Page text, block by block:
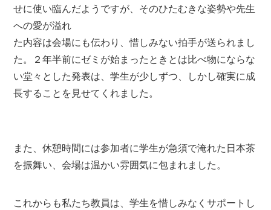
せに使い臨んだようですが、そのひたむきな姿勢や先生
への愛が溢れ
た内容は会場にも伝わり、惜しみない拍手が送られまし
た。２年半前にゼミが始まったときとは比べ物にならな
い堂々とした発表は、学生が少しずつ、しかし確実に成
長することを見せてくれました。
また、休憩時間には参加者に学生が急須で淹れた日本茶
を振舞い、会場は温かい雰囲気に包まれました。
これからも私たち教員は、学生を惜しみなくサポートし